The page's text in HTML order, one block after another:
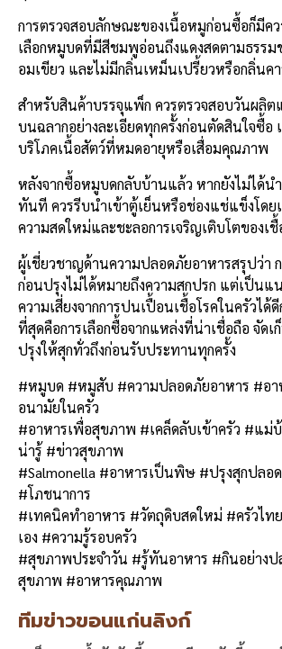
การตรวจสอบลักษณะของเนื้อหมูก่อนซื้อก็มีค
เลือกหมูบดที่มีสีชมพูอ่อนถึงแดงสดตามธรรม
อมเขียว และไม่มีกลิ่นเหม็นเปรี้ยวหรือกลิ่นค
สำหรับสินค้าบรรจุแพ็ก ควรตรวจสอบวันผลิ
บนฉลากอย่างละเอียดทุกครั้งก่อนตัดสินใจซื้อ
บริโภคเนื้อสัตว์ที่หมดอายุหรือเสื่อมคุณภาพ
หลังจากซื้อหมูบดกลับบ้านแล้ว หากยังไม่ได้น
ทันที ควรรีบนำเข้าตู้เย็นหรือช่องแช่แข็งโดย
ความสดใหม่และชะลอการเจริญเติบโตของเ
ผู้เชี่ยวชาญด้านความปลอดภัยอาหารสรุปว่า
ก่อนปรุงไม่ได้หมายถึงความสกปรก แต่เป็นแ
ความเสี่ยงจากการปนเปื้อนเชื้อโรคในครัวได้
ที่สุดคือการเลือกซื้อจากแหล่งที่น่าเชื่อถือ จัดเ
ปรุงให้สุกทั่วถึงก่อนรับประทานทุกครั้ง
#หมูบด #หมูสับ #ความปลอดภัยอาหาร #อ
อนามัยในครัว
#อาหารเพื่อสุขภาพ #เคล็ดลับเข้าครัว #แม่
น่ารู้ #ข่าวสุขภาพ
#Salmonella #อาหารเป็นพิษ #ปรุงสุกปล
#โภชนาการ
#เทคนิคทำอาหาร #วัตถุดิบสดใหม่ #ครัวไท
เอง #ความรู้รอบครัว
#สุขภาพประจำวัน #รู้ทันอาหาร #กินอย่างป
สุขภาพ #อาหารคุณภาพ
ทีมข่าวขอนแก่นลิงก์